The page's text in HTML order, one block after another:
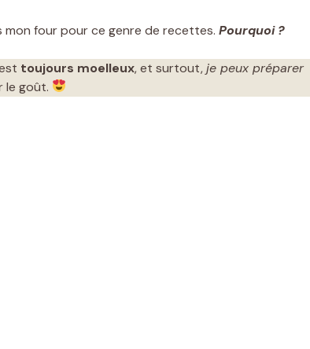
mon four pour ce genre de recettes. Pourquoi ?
toujours moelleux, et surtout,je peux préparer
le goût.